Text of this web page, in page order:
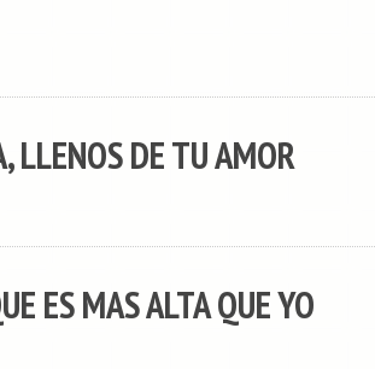
LLENOS DE TU AMOR
ES MAS ALTA QUE YO